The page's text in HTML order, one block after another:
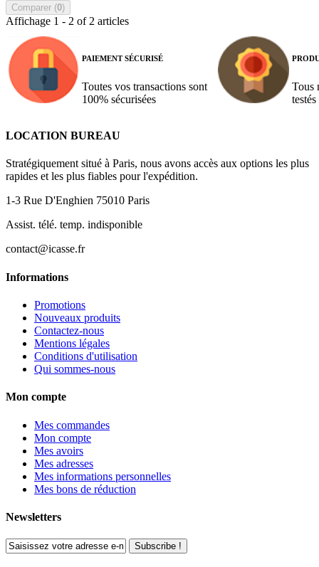
Comparer (0)
Affichage 1 - 2 of 2 articles
PAIEMENT SÉCURISÉ
Toutes vos transactions sont
100% sécurisées
Tous
LOCATION BUREAU
Stratégiquement situé à Paris, nous avons accès aux options les plus
rapides et les plus fiables pour l'expédition.
1-3 Rue D'Enghien 75010 Paris
Assist. télé. temp. indisponible
contact@icasse.fr
Informations
Promotions
Nouveaux produits
Contactez-nous
Mentions légales
Conditions d'utilisation
Qui sommes-nous
Mon compte
Mes commandes
Mon compte
Mes avoirs
Mes adresses
Mes informations personnelles
Mes bons de réduction
Newsletters
Subscribe !